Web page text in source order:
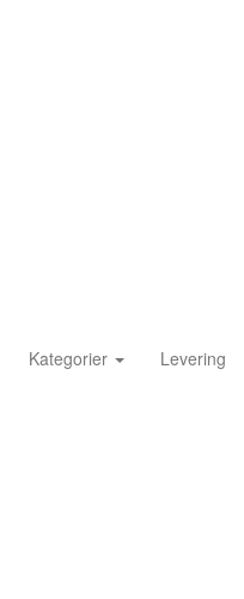
Kategorier Levering